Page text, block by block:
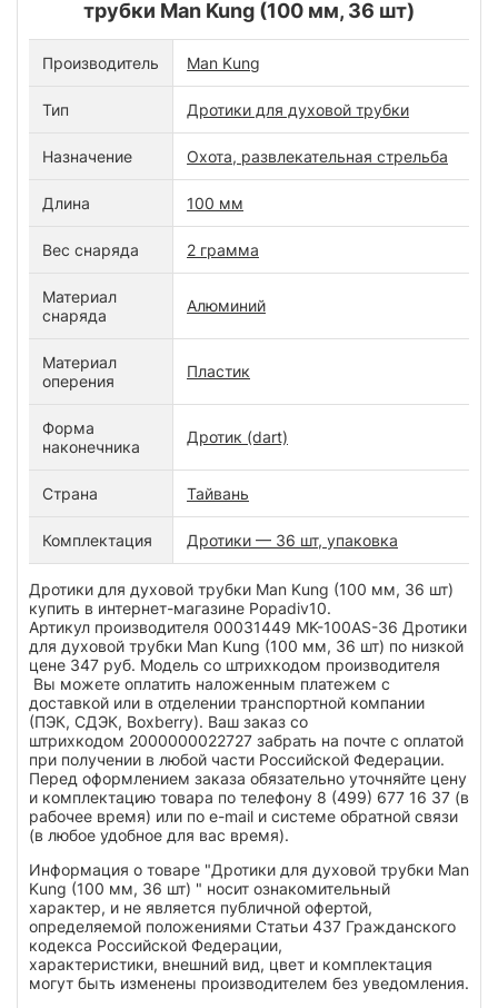
трубки Man Kung (100 мм, 36 шт)
Производитель Man Kung
Тип Дротики для духовой трубки
Назначение Охота, развлекательная стрельба
Длина 100 мм
Вес снаряда 2 грамма
Материал
снаряда
Алюминий
Материал
оперения
Пластик
Форма
наконечника
Дротик (dart)
Страна Тайвань
Комплектация Дротики — 36 шт, упаковка
Дротики для духовой трубки Man Kung (100 мм, 36 шт)
купить в интернет-магазине Popadiv10.
Артикул производителя 00031449 MK-100AS-36 Дротики
для духовой трубки Man Kung (100 мм, 36 шт) по низкой
цене 347 руб. Модель со штрихкодом производителя
Вы можете оплатить наложенным платежем с
доставкой или в отделении транспортной компании
(ПЭК, СДЭК, Boxberry). Ваш заказ со
штрихкодом 2000000022727 забрать на почте с оплатой
при получении в любой части Российской Федерации.
Перед оформлением заказа обязательно уточняйте цену
и комплектацию товара по телефону 8 (499) 677 16 37 (в
рабочее время) или по e-mail и системе обратной связи
(в любое удобное для вас время).
Информация о товаре "Дротики для духовой трубки Man
Kung (100 мм, 36 шт) " носит ознакомительный
характер, и не является публичной офертой,
определяемой положениями Статьи 437 Гражданского
кодекса Российской Федерации,
характеристики, внешний вид, цвет и комплектация
могут быть изменены производителем без уведомления.